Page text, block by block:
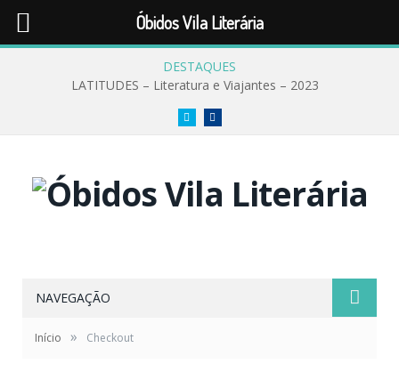
DESTAQUES
LATITUDES – Literatura e Viajantes – 2023
Twitter
NAVEGAÇÃO
Início » Checkout
Óbidos Vila Literária